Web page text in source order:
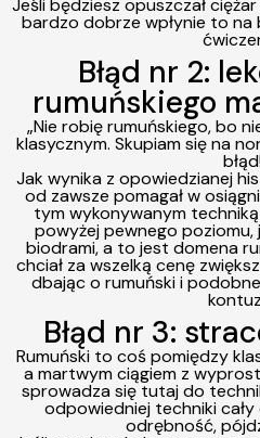
Jeśli będziesz opuszczał
bardzo dobrze wpłynie to
Błąd nr 2:
rumuńskiego
„Nie robię rumuńskiego, bo
klasycznym. Skupiam się na
błąd!
Jak wynika z opowiedzianej
od zawsze pomagał w
tym wykonywanym
powyżej pewnego poziomu,
biodrami, a to jest domena
chciał za wszelką cenę
dbając o rumuński i
Błąd nr 3:
Rumuński to coś pomiędzy
a martwym ciągiem z
sprowadza się tutaj do
odpowiedniej techniki cały
odrębność,